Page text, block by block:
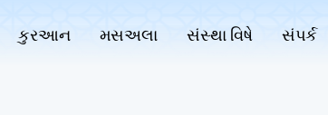
કુરઆન મસઅલા સંસ્થા વિષે સંપર્ક